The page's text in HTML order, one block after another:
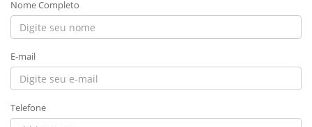
Nome Completo
E-mail
Telefone